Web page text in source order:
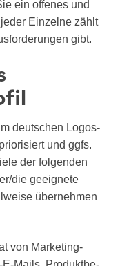
ein offe­nes und
Ein­zel­ne zählt
gibt.
deut­schen Logos-
und ggfs.
der fol­gen­den
​die geeig­ne­te
über­neh­men
von Mar­ke­ting-